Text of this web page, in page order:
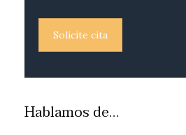
Solicite cita
Hablamos de…